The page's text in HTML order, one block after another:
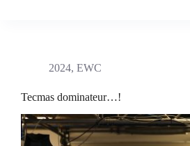
2024, EWC
Tecmas dominateur…!